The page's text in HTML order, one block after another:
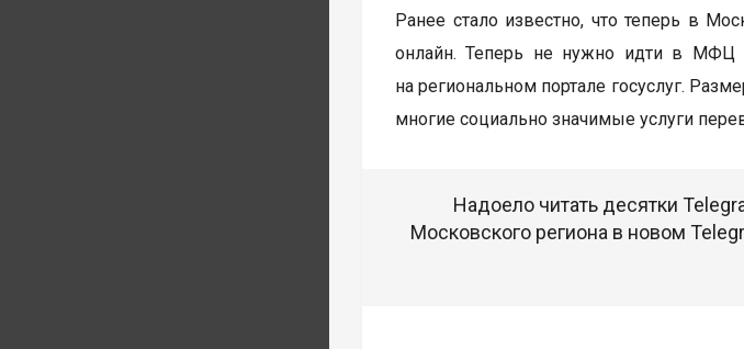
Ранее стало известно, что теперь в
онлайн. Теперь не нужно идти в МФЦ и
на региональном портале госуслуг.
многие социально значимые услуги
Надоело читать десятки
Московского региона в новом